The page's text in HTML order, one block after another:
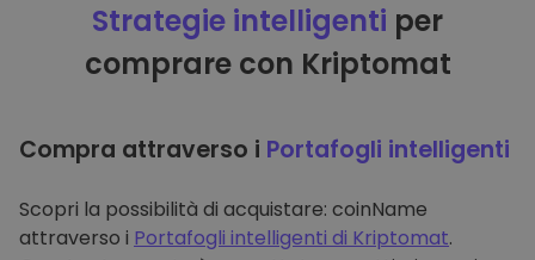
Strategie intelligenti per
comprare con Kriptomat
Compra attraverso i Portafogli intelligenti
Scopri la possibilità di acquistare: coinName
attraverso i Portafogli intelligenti di Kriptomat.